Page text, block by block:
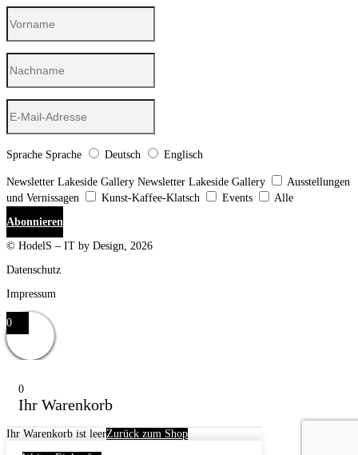
Sprache Sprache Deutsch Englisch
Newsletter Lakeside Gallery Newsletter Lakeside Gallery
Ausstellungen
und Vernissagen
Kunst-Kaffee-Klatsch Events
Alle
Abonnieren
© HodelS – IT by Design, 2026
Datenschutz
Impressum
0
0
Ihr Warenkorb
Ihr Warenkorb ist leerZurück zum Shop